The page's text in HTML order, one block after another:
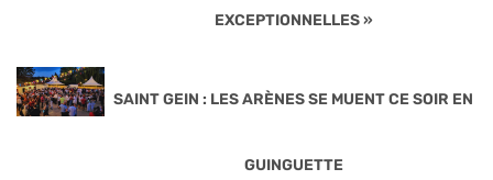
EXCEPTIONNELLES »
SAINT GEIN : LES ARÈNES SE MUENT CE SOIR EN
GUINGUETTE